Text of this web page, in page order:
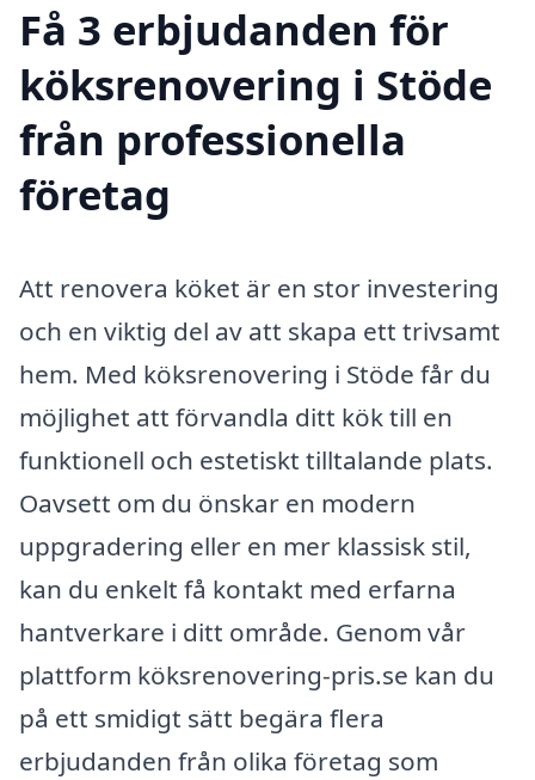
Få 3 erbjudanden för
köksrenovering i Stöde
från professionella
företag
Att renovera köket är en stor investering
och en viktig del av att skapa ett trivsamt
hem. Med köksrenovering i Stöde får du
möjlighet att förvandla ditt kök till en
funktionell och estetiskt tilltalande plats.
Oavsett om du önskar en modern
uppgradering eller en mer klassisk stil,
kan du enkelt få kontakt med erfarna
hantverkare i ditt område. Genom vår
plattform köksrenovering-pris.se kan du
på ett smidigt sätt begära flera
erbjudanden från olika företag som